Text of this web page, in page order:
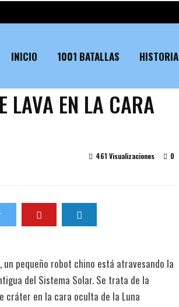
INICIO 1001 BATALLAS HISTORIA
LAVA EN LA CARA
0
461 Visualizaciones
un pequeño robot chino está atravesando la
del Sistema Solar. Se trata de la
cráter en la cara oculta de la Luna